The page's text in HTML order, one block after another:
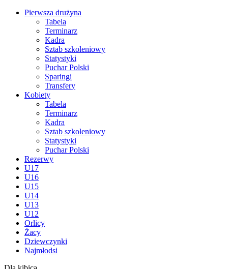
Pierwsza drużyna
Tabela
Terminarz
Kadra
Sztab szkoleniowy
Statystyki
Puchar Polski
Sparingi
Transfery
Kobiety
Tabela
Terminarz
Kadra
Sztab szkoleniowy
Statystyki
Puchar Polski
Rezerwy
U17
U16
U15
U14
U13
U12
Orlicy
Żacy
Dziewczynki
Najmłodsi